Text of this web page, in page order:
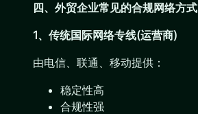
四、外贸企业常见的合规网络方式
1、传统国际网络专线(运营商)
由电信、联通、移动提供：
稳定性高
合规性强